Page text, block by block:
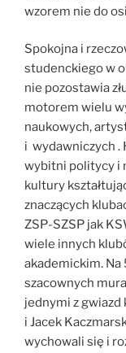
wzorem nie do
Spokojna i
studenckiego w
nie pozostawia
motorem wielu
naukowych,
i wydawniczych .
wybitni politycy i
kultury
znaczących
ZSP-SZSP jak
wiele innych
akademickim.
szacownych
jednymi z
i Jacek
wychowali się i